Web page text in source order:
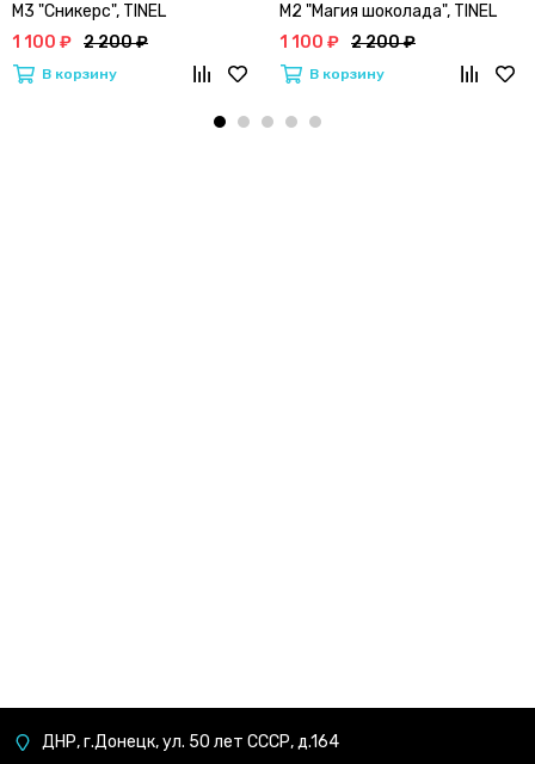
M3 "Сникерс", TINEL
1 100 ₽ 2 200 ₽
В корзину
M2 "Магия шоколада", TINEL
1 100 ₽ 2 200 ₽
В корзину
ДНР, г.Донецк, ул. 50 лет СССР, д.164